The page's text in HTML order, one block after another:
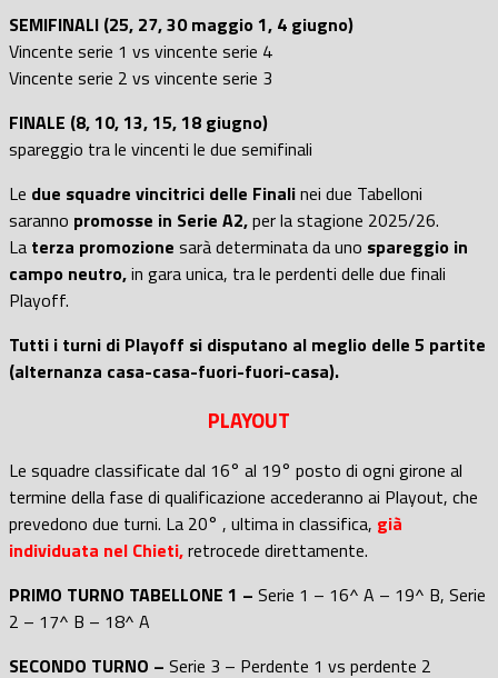
SEMIFINALI (25, 27, 30 maggio 1, 4 giugno)
Vincente serie 1 vs vincente serie 4
Vincente serie 2 vs vincente serie 3
FINALE (8, 10, 13, 15, 18 giugno)
spareggio tra le vincenti le due semifinali
Le due squadre vincitrici delle Finalinei due Tabelloni
saranno promosse in Serie A2,per la stagione 2025/26.
La terza promozione sarà determinata da uno spareggio in
campo neutro,in gara unica, tra le perdenti delle due finali
Playoff.
Tutti i turni di Playoff si disputano al meglio delle 5 partite
(alternanza casa-casa-fuori-fuori-casa).
PLAYOUT
Le squadre classificate dal 16° al 19° posto di ogni girone al
termine della fase di qualificazione accederanno ai Playout, che
prevedono due turni. La 20° , ultima in classifica, già
individuata nel Chieti,retrocede direttamente.
PRIMO TURNO TABELLONE 1 – Serie 1 – 16^ A – 19^ B, Serie
2 – 17^ B – 18^ A
SECONDO TURNO – Serie 3 – Perdente 1 vs perdente 2